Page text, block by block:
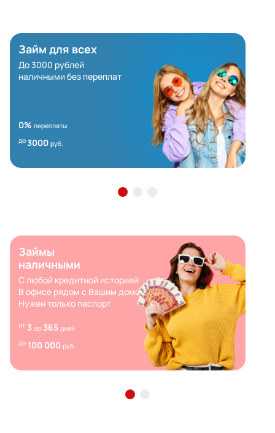
Займ для всех
До 3000 рублей
наличными без переплат
0% переплаты
до3000 руб.
Займы
наличными
С любой кредитной историей
В офисе рядом с Вашим домом
Нужен только паспорт
от 3 до 365 дней
до 100 000 руб.